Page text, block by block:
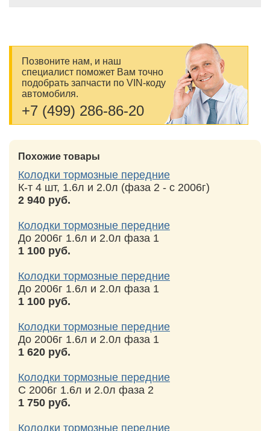
Позвоните нам, и наш
специалист поможет Вам точно
подобрать запчасти по VIN-коду
автомобиля.
+7 (499) 286-86-20
Похожие товары
Колодки тормозные передние
К-т 4 шт, 1.6л и 2.0л (фаза 2 - с 2006г)
2 940 руб.
Колодки тормозные передние
До 2006г 1.6л и 2.0л фаза 1
1 100 руб.
Колодки тормозные передние
До 2006г 1.6л и 2.0л фаза 1
1 100 руб.
Колодки тормозные передние
До 2006г 1.6л и 2.0л фаза 1
1 620 руб.
Колодки тормозные передние
С 2006г 1.6л и 2.0л фаза 2
1 750 руб.
Колодки тормозные передние